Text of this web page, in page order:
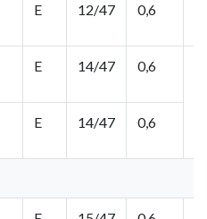
E 12/47 0,6
E 14/47 0,6
E 14/47 0,6